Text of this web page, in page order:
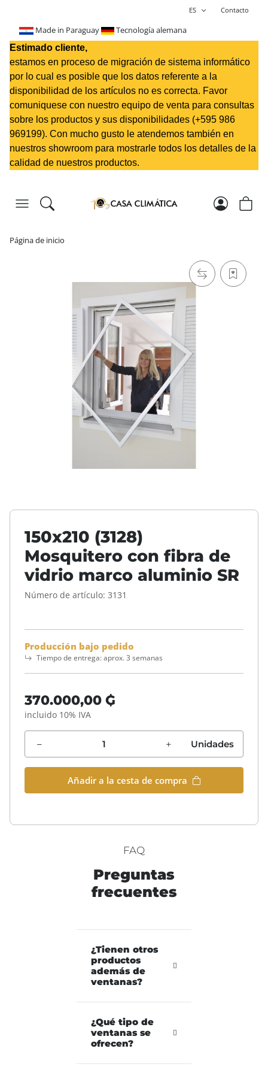
ES Contacto
Made in Paraguay Tecnología alemana
Estimado cliente,
estamos en proceso de migración de sistema informático
por lo cual es posible que los datos referente a la
disponibilidad de los artículos no es correcta. Favor
comuniquese con nuestro equipo de venta para consultas
sobre los productos y sus disponibilidades (+595 986
969199). Con mucho gusto le atendemos también en
nuestros showroom para mostrarle todos los detalles de la
calidad de nuestros productos.
Página de inicio
150x210 (3128)
Mosquitero con fibra de
vidrio marco aluminio SR
Número de artículo: 3131
Producción bajo pedido
Tiempo de entrega:aprox. 3 semanas
370.000,00 ₲
incluido 10% IVA
Unidades
Añadir a la cesta de compra
FAQ
Preguntas
frecuentes
¿Tienen otros
productos
además de
ventanas?
¿Qué tipo de
ventanas se
ofrecen?